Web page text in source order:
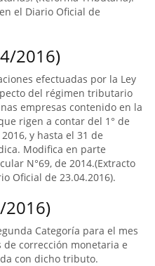
el Diario Oficial de
2016)
efectuadas por la Ley
del régimen tributario
empresas contenido en la
rigen a contar del 1° de
y hasta el 31 de
Modifica en parte
N°69, de 2014.(Extracto
Oficial de 23.04.2016).
2016)
Categoría para el mes
corrección monetaria e
con dicho tributo.